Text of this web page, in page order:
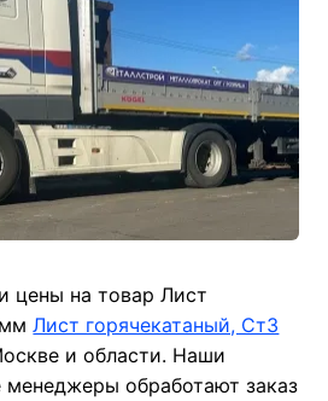
цены на товар Лист
ммЛист горячекатаный, Ст3
и области. Наши
менеджеры обработают заказ